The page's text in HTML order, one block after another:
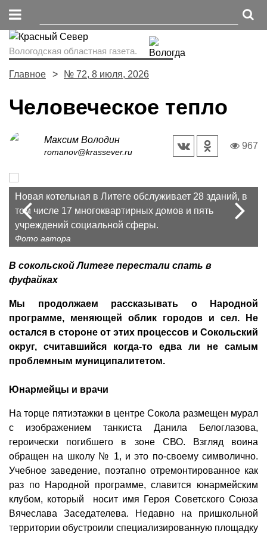
Вологодская областная газета.
Главное № 72, 8 июля, 2026
Человеческое тепло
Максим Володин
romanov@krassever.ru
967
Prev
Новая котельная в Литеге обслуживает 28 зданий, в
том числе 17 многоквартирных домов и пять
учреждений социальной сферы.
Фото автора
После ремонта Сокольская школа искусств не
только похорошела, но и вернула на фасад когда-то
украшавшие здание шары.
Директор Сокольской ДШИ Елена Калабина.
Новый ФОК в Кадникове: его напольное покрытие из
кленового паркета соответствует стандартам
олимпийского комплекса «Лужники».
В сокольской Литеге перестали спать в
фуфайках
Мы продолжаем рассказывать о Народной
программе, меняющей облик городов и сел. Не
остался в стороне от этих процессов и Сокольский
округ, считавшийся когда-то едва ли не самым
проблемным муниципалитетом.
Юнармейцы и врачи
На торце пятиэтажки в центре Сокола размещен мурал
с изображением танкиста Данила Белоглазова,
героически погибшего в зоне СВО. Взгляд воина
обращен на школу № 1, и это по-своему символично.
Учебное заведение, поэтапно отремонтированное как
раз по Народной программе, славится юнармейским
клубом, который носит имя Героя Советского Союза
Вячеслава Заседателева. Недавно на пришкольной
территории обустроили специализированную площадку